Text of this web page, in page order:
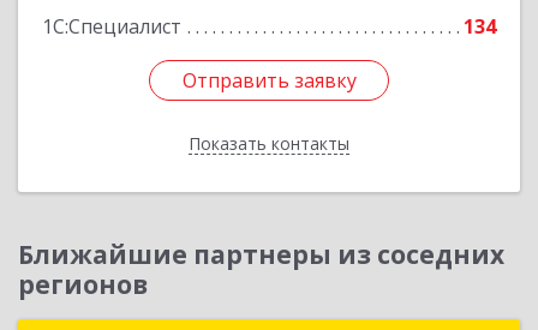
1С:Специалист
134
Отправить заявку
Показать контакты
Отправить заявку
Назад
Ближайшие партнеры из соседних
регионов